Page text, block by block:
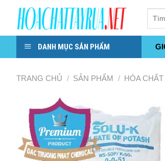
Skip
content
DANH MỤC SẢN PHẨM
TRANG CHỦ / SẢN PHẨM / HÓA